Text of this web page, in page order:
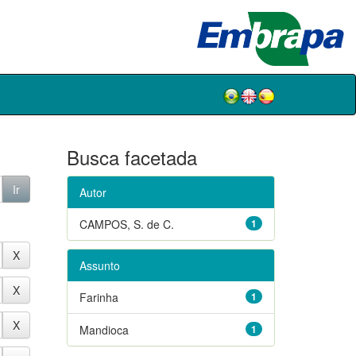
Busca facetada
Autor
1
CAMPOS, S. de C.
Assunto
1
Farinha
1
Mandioca